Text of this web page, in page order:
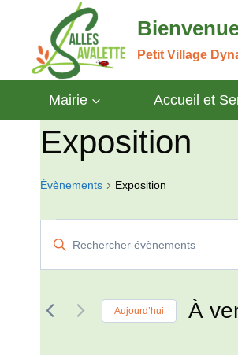
contenu
Petit Village
Mairie Accueil et
Exposition
Évènements Exposition
Évènements
Recherche
et
navigation
Saisir
Rechercher
Évènements
Aujourd’hui À